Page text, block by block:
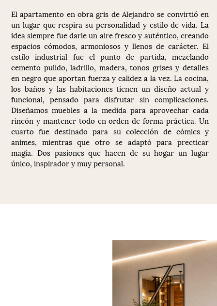
El apartamento en obra gris de Alejandro se convirtió en
un lugar que respira su personalidad y estilo de vida. La
idea siempre fue darle un aire fresco y auténtico, creando
espacios cómodos, armoniosos y llenos de carácter. El
estilo industrial fue el punto de partida, mezclando
cemento pulido, ladrillo, madera, tonos grises y detalles
en negro que aportan fuerza y calidez a la vez. La cocina,
los baños y las habitaciones tienen un diseño actual y
funcional, pensado para disfrutar sin complicaciones.
Diseñamos muebles a la medida para aprovechar cada
rincón y mantener todo en orden de forma práctica. Un
cuarto fue destinado para su colección de cómics y
animes, mientras que otro se adaptó para precticar
magia. Dos pasiones que hacen de su hogar un lugar
único, inspirador y muy personal.